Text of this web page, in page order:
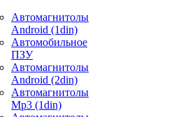
Автомагнитолы
Android (1din)
Автомобильное
ПЗУ
Автомагнитолы
Android (2din)
Автомагнитолы
Mp3 (1din)